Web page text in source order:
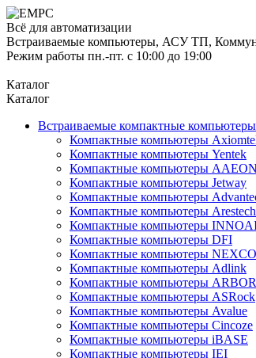
Всё для автоматизации
Встраиваемые компьютеры, АСУ ТП,
Режим работы пн.-пт. с 10:00 до 19:00
Каталог
Каталог
Встраиваемые компактные компьютеры
Компактные компьютеры
Компактные компьютеры Yentek
Компактные компьютеры AAEON
Компактные компьютеры Jetway
Компактные компьютеры
Компактные компьютеры Arestech
Компактные компьютеры
Компактные компьютеры DFI
Компактные компьютеры
Компактные компьютеры Adlink
Компактные компьютеры ARBOR
Компактные компьютеры ASRock
Компактные компьютеры Avalue
Компактные компьютеры Cincoze
Компактные компьютеры iBASE
Компактные компьютеры IEI